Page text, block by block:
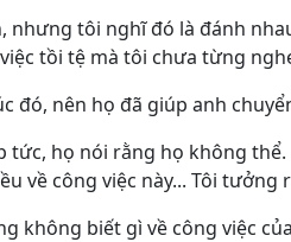
nhưng tôi nghĩ đó là đánh
tồi tệ mà tôi chưa từng
đó, nên họ đã giúp anh
tức, họ nói rằng họ không
về công việc này... Tôi
không biết gì về công việc